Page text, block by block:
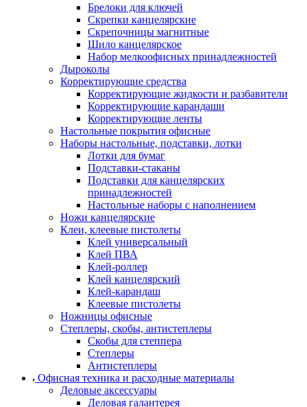
Брелоки для ключей
Скрепки канцелярские
Скрепочницы магнитные
Шило канцелярское
Набор мелкоофисных принадлежностей
Дыроколы
Корректирующие средства
Корректирующие жидкости и разбавители
Корректирующие карандаши
Корректирующие ленты
Настольные покрытия офисные
Наборы настольные, подставки, лотки
Лотки для бумаг
Подставки-стаканы
Подставки для канцелярских
принадлежностей
Настольные наборы с наполнением
Ножи канцелярские
Клеи, клеевые пистолеты
Клей универсальный
Клей ПВА
Клей-роллер
Клей канцелярский
Клей-карандаш
Клеевые пистолеты
Ножницы офисные
Степлеры, скобы, антистеплеры
Скобы для степпера
Степлеры
Антистеплеры
Офисная техника и расходные материалы
Деловые аксессуары
Деловая галантерея